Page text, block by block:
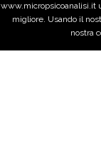
www.micropsicoanalisi.it
migliore. Usando il
nostra